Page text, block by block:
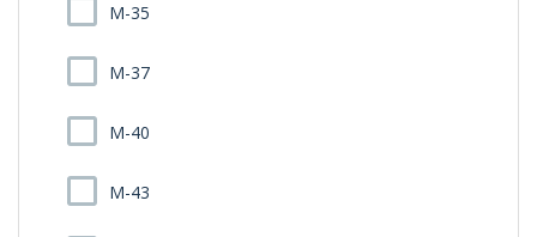
M-35
M-37
M-40
M-43